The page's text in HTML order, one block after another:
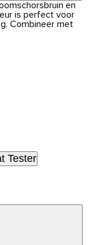
en
is perfect voor
Combineer met
Tester